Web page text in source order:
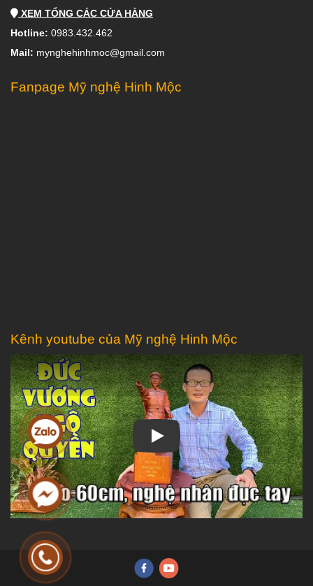
XEM TỔNG CÁC CỬA HÀNG
Hotline: 0983.432.462
Mail: mynghehinhmoc@gmail.com
Fanpage Mỹ nghệ Hinh Mộc
Kênh youtube của Mỹ nghệ Hinh Mộc
Play